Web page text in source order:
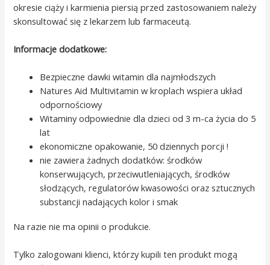
okresie ciąży i karmienia piersią przed zastosowaniem należy
skonsultować się z lekarzem lub farmaceutą.
Informacje dodatkowe:
Bezpieczne dawki witamin dla najmłodszych
Natures Aid Multivitamin w kroplach wspiera układ
odpornościowy
Witaminy odpowiednie dla dzieci od 3 m-ca życia do 5
lat
ekonomiczne opakowanie, 50 dziennych porcji !
nie zawiera żadnych dodatków: środków
konserwujących, przeciwutleniających, środków
słodzących, regulatorów kwasowości oraz sztucznych
substancji nadających kolor i smak
Na razie nie ma opinii o produkcie.
Tylko zalogowani klienci, którzy kupili ten produkt mogą